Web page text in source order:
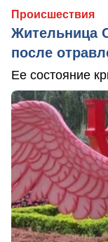
Происшествия
Жительница
после
Ее состояние